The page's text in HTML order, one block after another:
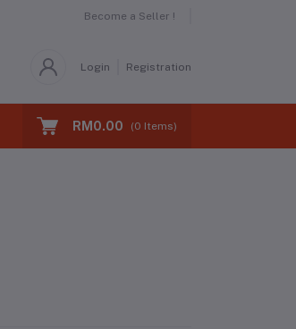
Become a Seller !
Login Registration
RM0.00 (0 Items)